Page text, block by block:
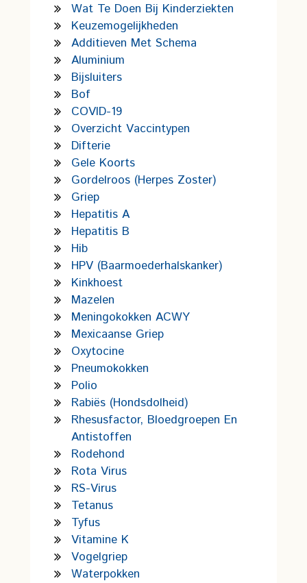
Wat Te Doen Bij Kinderziekten
Keuzemogelijkheden
Additieven Met Schema
Aluminium
Bijsluiters
Bof
COVID-19
Overzicht Vaccintypen
Difterie
Gele Koorts
Gordelroos (Herpes Zoster)
Griep
Hepatitis A
Hepatitis B
Hib
HPV (Baarmoederhalskanker)
Kinkhoest
Mazelen
Meningokokken ACWY
Mexicaanse Griep
Oxytocine
Pneumokokken
Polio
Rabiës (hondsdolheid)
Rhesusfactor, Bloedgroepen En
Antistoffen
Rodehond
Rota Virus
RS-Virus
Tetanus
Tyfus
Vitamine K
Vogelgriep
Waterpokken